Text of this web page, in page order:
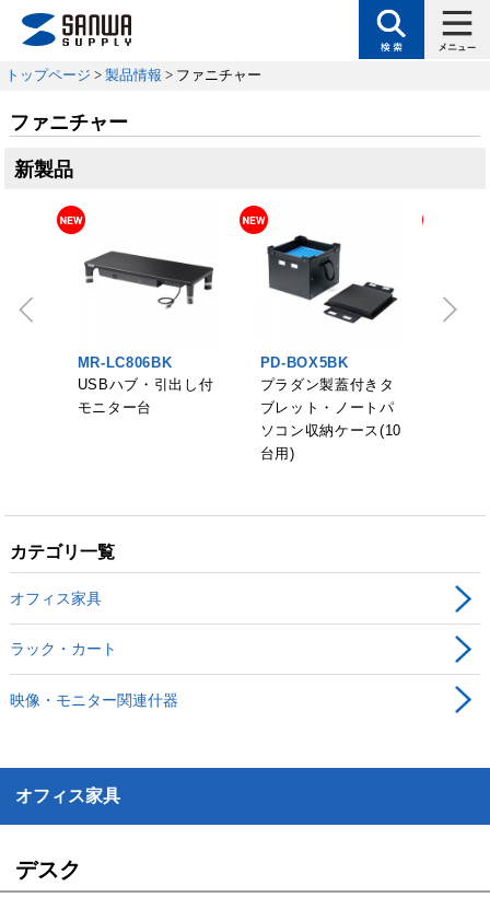
トップページ > 製品情報 > ファニチャー
ファニチャー
新製品
MR-LC806BK
USBハブ・引出し付
モニター台
PD-BOX5BK
プラダン製蓋付きタ
ブレット・ノートパ
ソコン収納ケース(10
台用)
カテゴリ一覧
オフィス家具
ラック・カート
映像・モニター関連什器
オフィス家具
デスク